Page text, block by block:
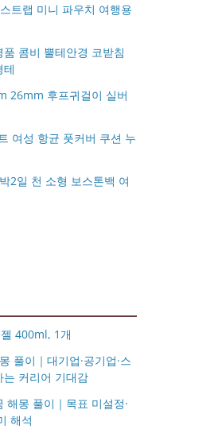
트랩 미니 파우치 여행용
콤비 뿔테안경 코받침
테
26mm 후프귀걸이 실버
여성 항균 풋커버 쿠션 누
2일 천 소형 보스톤백 여
400ml, 1개
풀이｜대기업·공기업·스
커리어 기대감
몽 풀이｜목표 미설정·
해석